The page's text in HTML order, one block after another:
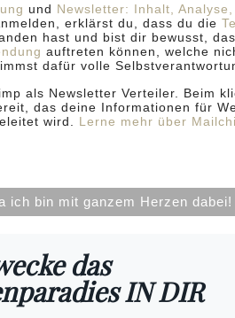
und Newsletter: Inhalt,
erklärst du, dass du die
hast und bist dir bewusst,
auftreten können, welche
dafür volle
als Newsletter Verteiler. Beim
das deine Informationen für
wird. Lerne mehr über
das
IN DIR